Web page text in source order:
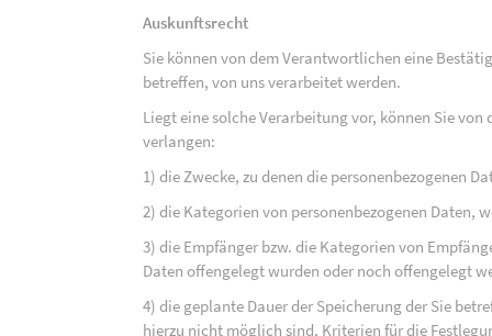
Auskunftsrecht
Sie können von dem Verantwortlichen eine
betreffen, von uns verarbeitet werden.
Liegt eine solche Verarbeitung vor, können Sie
verlangen:
1) die Zwecke, zu denen die personenbezogenen
2) die Kategorien von personenbezogenen Daten,
3) die Empfänger bzw. die Kategorien von
Daten offengelegt wurden oder noch offengelegt
4) die geplante Dauer der Speicherung der Sie
hierzu nicht möglich sind, Kriterien für die